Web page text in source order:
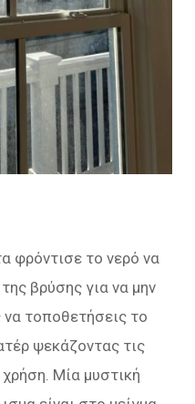
φρόντισε το νερό να
βρύσης για να μην
τοποθετήσεις το
ψεκάζοντας τις
Μία μυστική